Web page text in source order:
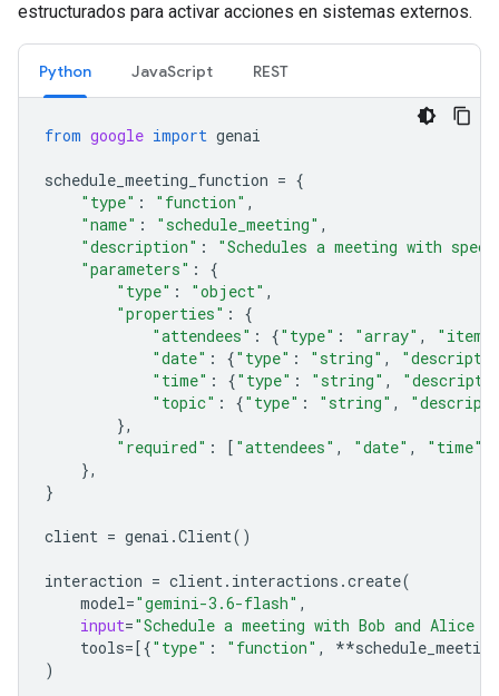
estructurados para activar acciones en sistemas externos.
Python JavaScript REST
from google import genai
schedule_meeting_function = {
"type" : "function" ,
"name" : "schedule_meeting" ,
"description" :
"Schedules a meeting with
"parameters" :
{
"type" : "object" ,
"properties" :
{
"attendees" : {"type" : "array" ,
"date" : {"type" : "string" ,
"time" : {"type" : "string" ,
"topic" : {"type" : "string" ,
},
"required" : [ "attendees" , "date" , "time"
},
}
client = genai .Client()
interaction = client. interactions .create(
model="gemini-3.6-flash" ,
input="Schedule a meeting with Bob and Alice
tools=[{"type" : "function" , **
)